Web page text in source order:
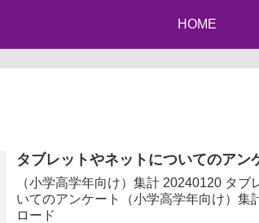
HOME
タブレットやネットについてのアン
（小学高学年向け）集計 20240120 タブレットやネットにつ
いてのアンケート（小学高学年向け）集
ロード